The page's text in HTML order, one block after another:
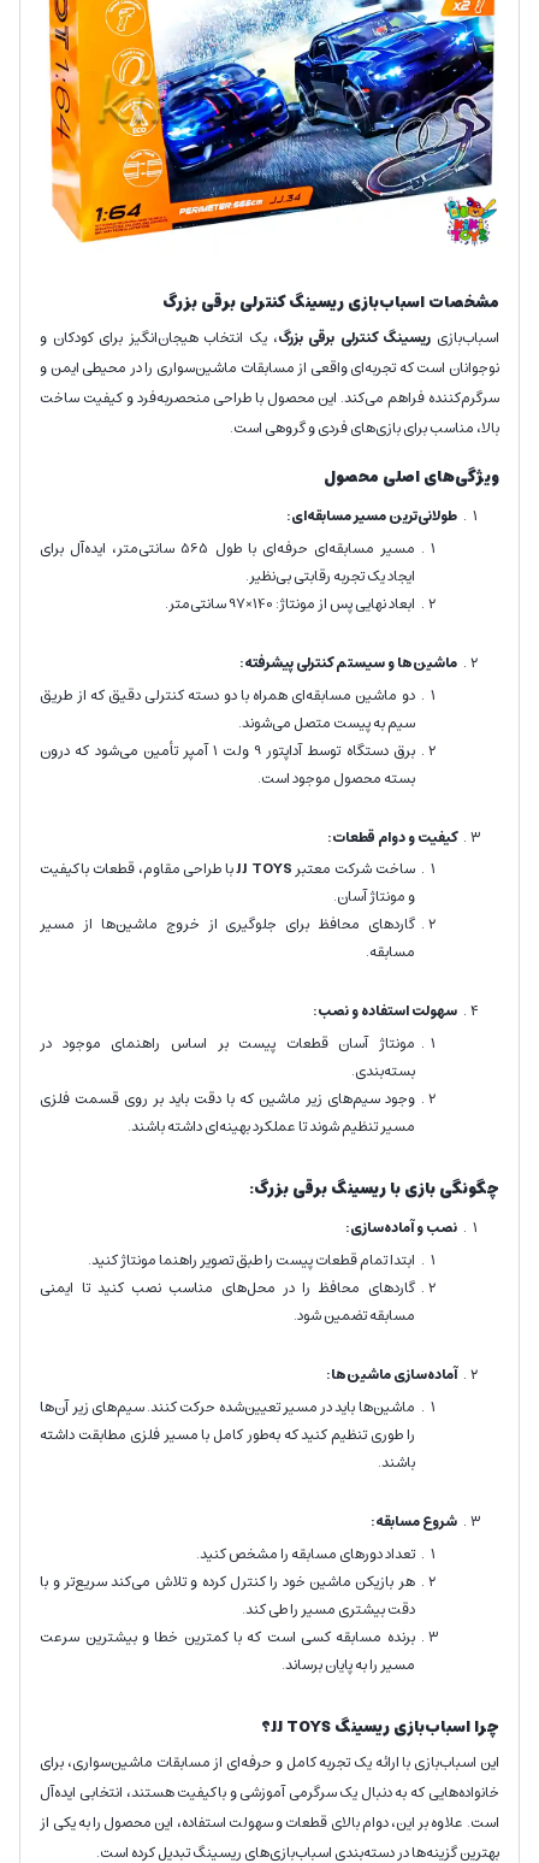
مشخصات اسباب‌بازی ریسینگ کنترلی برقی بزرگ
اسباب‌بازی ریسینگ کنترلی برقی بزرگ، یک انتخاب هیجان‌انگیز برای کودکان و
نوجوانان است که تجربه‌ای واقعی از مسابقات ماشین‌سواری را در محیطی ایمن و
سرگرم‌کننده فراهم می‌کند. این محصول با طراحی منحصربه‌فرد و کیفیت ساخت
بالا، مناسب برای بازی‌های فردی و گروهی است.
ویژگی‌های اصلی محصول
طولانی‌ترین مسیر مسابقه‌ای:
مسیر مسابقه‌ای حرفه‌ای با طول 565 سانتی‌متر، ایده‌آل برای
ایجاد یک تجربه رقابتی بی‌نظیر.
ابعاد نهایی پس از مونتاژ: 140×97 سانتی‌متر.
ماشین‌ها و سیستم کنترلی پیشرفته:
دو ماشین مسابقه‌ای همراه با دو دسته کنترلی دقیق که از طریق
سیم به پیست متصل می‌شوند.
برق دستگاه توسط آداپتور 9 ولت 1 آمپر تأمین می‌شود که درون
بسته محصول موجود است.
کیفیت و دوام قطعات:
ساخت شرکت معتبرJJ TOYSبا طراحی مقاوم، قطعات باکیفیت
و مونتاژ آسان.
گاردهای محافظ برای جلوگیری از خروج ماشین‌ها از مسیر
مسابقه.
سهولت استفاده و نصب:
مونتاژ آسان قطعات پیست بر اساس راهنمای موجود در
بسته‌بندی.
وجود سیم‌های زیر ماشین که با دقت باید بر روی قسمت فلزی
مسیر تنظیم شوند تا عملکرد بهینه‌ای داشته باشند.
چگونگی بازی با ریسینگ برقی بزرگ:
نصب و آماده‌سازی:
ابتدا تمام قطعات پیست را طبق تصویر راهنما مونتاژ کنید.
گاردهای محافظ را در محل‌های مناسب نصب کنید تا ایمنی
مسابقه تضمین شود.
آماده‌سازی ماشین‌ها:
ماشین‌ها باید در مسیر تعیین‌شده حرکت کنند. سیم‌های زیر آن‌ها
را طوری تنظیم کنید که به‌طور کامل با مسیر فلزی مطابقت داشته
باشند.
شروع مسابقه:
تعداد دورهای مسابقه را مشخص کنید.
هر بازیکن ماشین خود را کنترل کرده و تلاش می‌کند سریع‌تر و با
دقت بیشتری مسیر را طی کند.
برنده مسابقه کسی است که با کمترین خطا و بیشترین سرعت
مسیر را به پایان برساند.
چرا اسباب‌بازی ریسینگ JJ TOYS؟
این اسباب‌بازی با ارائه یک تجربه کامل و حرفه‌ای از مسابقات ماشین‌سواری، برای
خانواده‌هایی که به دنبال یک سرگرمی آموزشی و باکیفیت هستند، انتخابی ایده‌آل
است. علاوه بر این، دوام بالای قطعات و سهولت استفاده، این محصول را به یکی از
بهترین گزینه‌ها در دسته‌بندی اسباب‌بازی‌های ریسینگ تبدیل کرده است.